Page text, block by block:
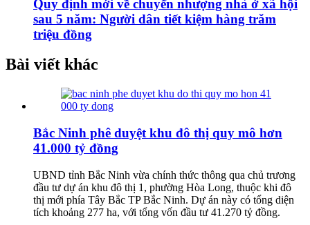
Quy định mới về chuyển nhượng nhà ở xã hội
sau 5 năm: Người dân tiết kiệm hàng trăm
triệu đồng
Bài viết khác
Bắc Ninh phê duyệt khu đô thị quy mô hơn
41.000 tỷ đồng
UBND tỉnh Bắc Ninh vừa chính thức thông qua chủ trương
đầu tư dự án khu đô thị 1, phường Hòa Long, thuộc khi đô
thị mới phía Tây Bắc TP Bắc Ninh. Dự án này có tổng diện
tích khoảng 277 ha, với tổng vốn đầu tư 41.270 tỷ đồng.